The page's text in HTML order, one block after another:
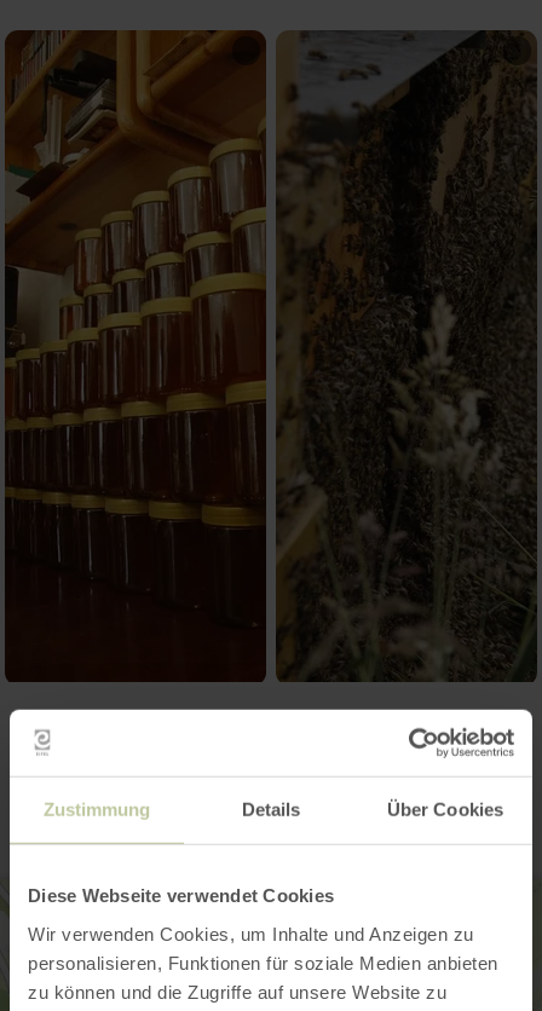
Zustimmung Details Über Cookies
Diese Webseite verwendet Cookies
Wir verwenden Cookies, um Inhalte und Anzeigen zu
personalisieren, Funktionen für soziale Medien anbieten
zu können und die Zugriffe auf unsere Website zu
Kontakt